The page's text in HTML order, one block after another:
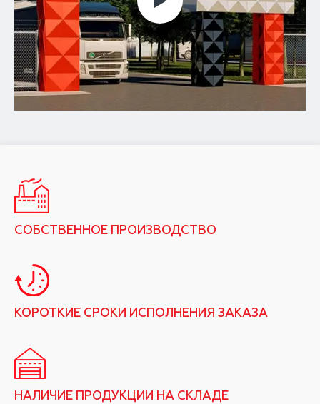
СОБСТВЕННОЕ ПРОИЗВОДСТВО
КОРОТКИЕ СРОКИ ИСПОЛНЕНИЯ ЗАКАЗА
НАЛИЧИЕ ПРОДУКЦИИ НА СКЛАДЕ